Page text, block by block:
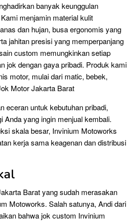
banyak keunggulan
menjamin material kulit
dan hujan, busa ergonomis yang
jahitan presisi yang memperpanjang
custom memungkinkan setiap
jok dengan gaya pribadi. Produk kami
motor, mulai dari matic, bebek,
Motor Jakarta Barat
eceran untuk kebutuhan pribadi,
Anda yang ingin menjual kembali.
skala besar, Invinium Motoworks
kerja sama keagenan dan distribusi
Barat yang sudah merasakan
Motoworks. Salah satunya, Andi dari
bahwa jok custom Invinium